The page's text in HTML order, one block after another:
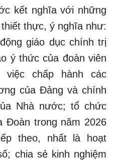
kết nghĩa với những
thực, ý nghĩa như:
giáo dục chính trị
ý thức của đoàn viên
việc chấp hành các
của Đảng và chính
Nhà nước; tổ chức
Đoàn trong năm 2026
theo, nhất là hoạt
chia sẻ kinh nghiệm